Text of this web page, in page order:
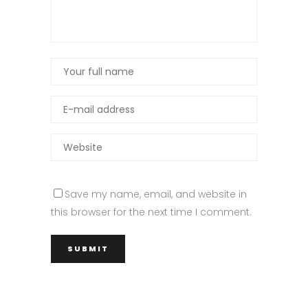
Save my name, email, and website in
this browser for the next time I comment.